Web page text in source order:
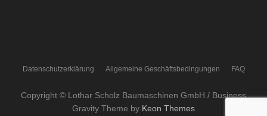
Datenschutzerklärung Allgemeine Geschäftsbedingungen FAQ
Copyright © Lothar Scholz Baumaschinen GmbH / Business
Gravity Theme by Keon Themes